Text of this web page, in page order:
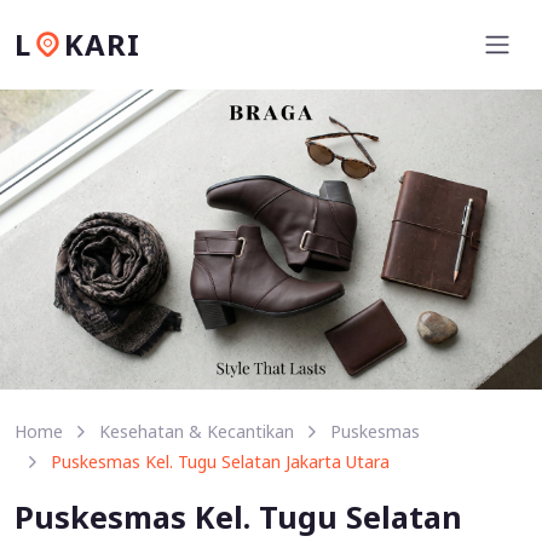
L KARI
Home Kesehatan & Kecantikan
Puskesmas
Puskesmas Kel. Tugu Selatan Jakarta Utara
Puskesmas Kel. Tugu Selatan